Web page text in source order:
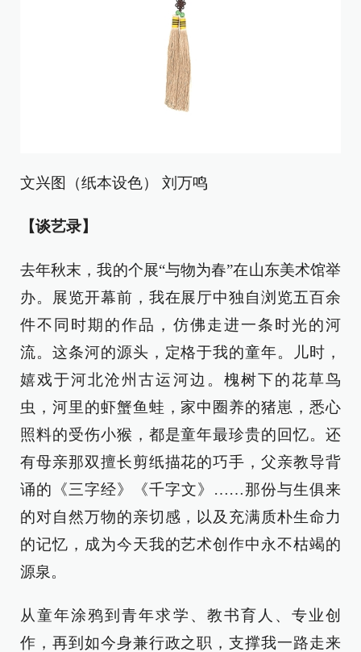
文兴图（纸本设色） 刘万鸣
【谈艺录】
去年秋末，我的个展“与物为春”在山东美术馆举
办。展览开幕前，我在展厅中独自浏览五百余
件不同时期的作品，仿佛走进一条时光的河
流。这条河的源头，定格于我的童年。儿时，
嬉戏于河北沧州古运河边。槐树下的花草鸟
虫，河里的虾蟹鱼蛙，家中圈养的猪崽，悉心
照料的受伤小猴，都是童年最珍贵的回忆。还
有母亲那双擅长剪纸描花的巧手，父亲教导背
诵的《三字经》《千字文》……那份与生俱来
的对自然万物的亲切感，以及充满质朴生命力
的记忆，成为今天我的艺术创作中永不枯竭的
源泉。
从童年涂鸦到青年求学、教书育人、专业创
作，再到如今身兼行政之职，支撑我一路走来